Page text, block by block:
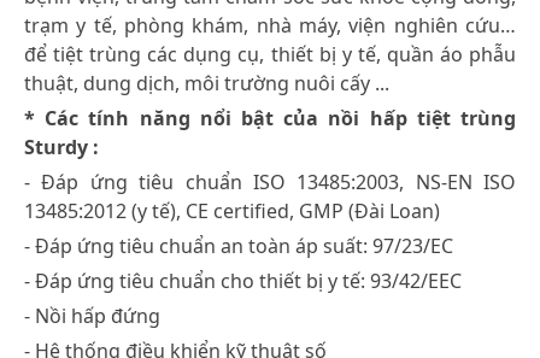
trạm y tế, phòng khám, nhà máy, viện nghiên cứu…
để tiệt trùng các dụng cụ, thiết bị y tế, quần áo phẫu
thuật, dung dịch, môi trường nuôi cấy ...
* Các tính năng nổi bật của nồi hấp tiệt trùng
Sturdy :
- Đáp ứng tiêu chuẩn ISO 13485:2003, NS-EN ISO
13485:2012 (y tế), CE certified, GMP (Đài Loan)
- Đáp ứng tiêu chuẩn an toàn áp suất: 97/23/EC
- Đáp ứng tiêu chuẩn cho thiết bị y tế: 93/42/EEC
- Nồi hấp đứng
- Hệ thống điều khiển kỹ thuật số